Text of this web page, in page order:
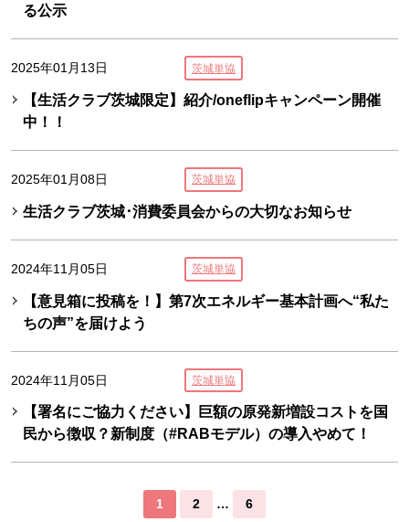
る公示
2025年01月13日 茨城単協
【生活クラブ茨城限定】紹介/oneflipキャンペーン開催
中！！
2025年01月08日 茨城単協
生活クラブ茨城･消費委員会からの大切なお知らせ
2024年11月05日 茨城単協
【意見箱に投稿を！】第7次エネルギー基本計画へ“私た
ちの声”を届けよう
2024年11月05日 茨城単協
【署名にご協力ください】巨額の原発新増設コストを国
民から徴収？新制度（#RABモデル）の導入やめて！
1 2 … 6